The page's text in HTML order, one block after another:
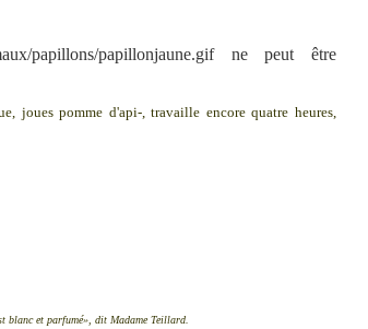
joues pomme d'api-, travaille encore quatre heures,
blanc et parfumé», dit Madame Teillard.